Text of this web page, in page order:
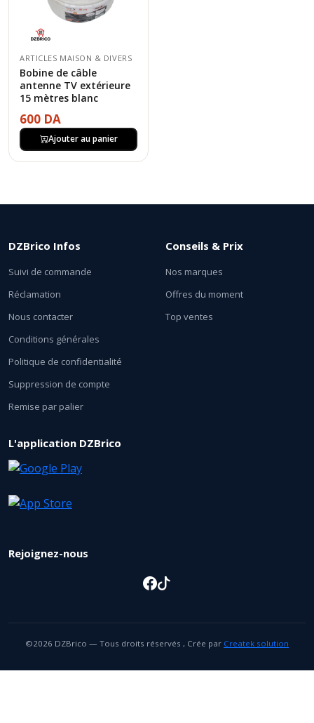
ARTICLES MAISON & DIVERS
Bobine de câble
antenne TV extérieure
15 mètres blanc
600 DA
Ajouter au panier
DZBrico Infos
Suivi de commande
Réclamation
Nous contacter
Conditions générales
Politique de confidentialité
Suppression de compte
Remise par palier
Conseils & Prix
Nos marques
Offres du moment
Top ventes
L'application DZBrico
Rejoignez-nous
©2026 DZBrico — Tous droits réservés , Crée par Createk solution